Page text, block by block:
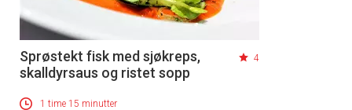
Sprøstekt fisk med sjøkreps,
skalldyrsaus og ristet sopp
4
1 time 15 minutter